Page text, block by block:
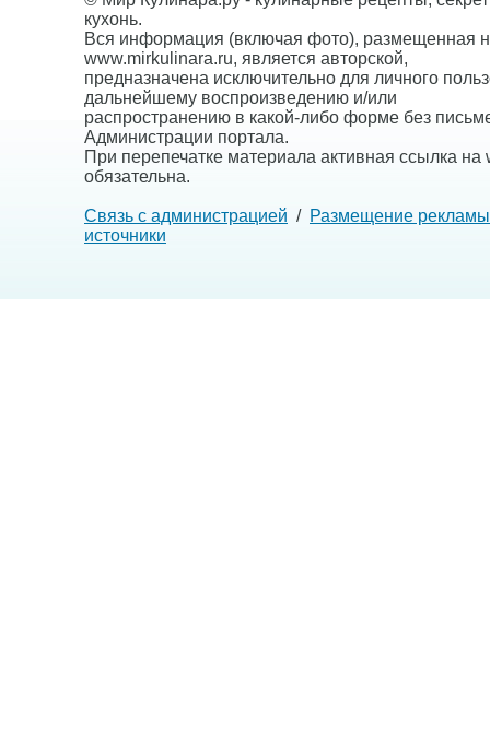
кухонь.
Вся информация (включая фото), размещенная
www.mirkulinara.ru, является авторской,
предназначена исключительно для личного
дальнейшему воспроизведению и/или
распространению в какой-либо форме без
Администрации портала.
При перепечатке материала активная ссылка на
обязательна.
Связь с администрацией / Размещение рекламы
источники